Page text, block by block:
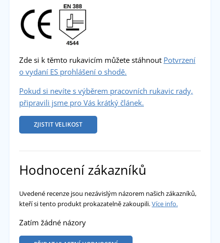
Zde si k těmto rukavicím můžete stáhnout Potvrzení
o vydaní ES prohlášení o shodě.
Pokud si nevíte s výběrem pracovních rukavic rady,
připravili jsme pro Vás krátký článek.
ZJISTIT VELIKOST
Hodnocení zákazníků
Uvedené recenze jsou nezávislým názorem našich zákazníků,
kteří si tento produkt prokazatelně zakoupili.Více info.
Zatím žádné názory